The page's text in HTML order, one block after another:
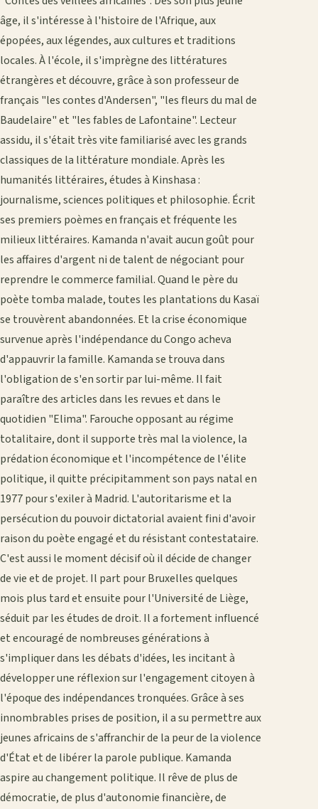
âge, il s'intéresse à l'histoire de l'Afrique, aux
épopées, aux légendes, aux cultures et traditions
locales. À l'école, il s'imprègne des littératures
étrangères et découvre, grâce à son professeur de
français "les contes d'Andersen", "les fleurs du mal de
Baudelaire" et "les fables de Lafontaine". Lecteur
assidu, il s'était très vite familiarisé avec les grands
classiques de la littérature mondiale. Après les
humanités littéraires, études à Kinshasa :
journalisme, sciences politiques et philosophie. Écrit
ses premiers poèmes en français et fréquente les
milieux littéraires. Kamanda n'avait aucun goût pour
les affaires d'argent ni de talent de négociant pour
reprendre le commerce familial. Quand le père du
poète tomba malade, toutes les plantations du Kasaï
se trouvèrent abandonnées. Et la crise économique
survenue après l'indépendance du Congo acheva
d'appauvrir la famille. Kamanda se trouva dans
l'obligation de s'en sortir par lui-même. Il fait
paraître des articles dans les revues et dans le
quotidien "Elima". Farouche opposant au régime
totalitaire, dont il supporte très mal la violence, la
prédation économique et l'incompétence de l'élite
politique, il quitte précipitamment son pays natal en
1977 pour s'exiler à Madrid. L'autoritarisme et la
persécution du pouvoir dictatorial avaient fini d'avoir
raison du poète engagé et du résistant contestataire.
C'est aussi le moment décisif où il décide de changer
de vie et de projet. Il part pour Bruxelles quelques
mois plus tard et ensuite pour l'Université de Liège,
séduit par les études de droit. Il a fortement influencé
et encouragé de nombreuses générations à
s'impliquer dans les débats d'idées, les incitant à
développer une réflexion sur l'engagement citoyen à
l'époque des indépendances tronquées. Grâce à ses
innombrables prises de position, il a su permettre aux
jeunes africains de s'affranchir de la peur de la violence
d'État et de libérer la parole publique. Kamanda
aspire au changement politique. Il rêve de plus de
démocratie, de plus d'autonomie financière, de